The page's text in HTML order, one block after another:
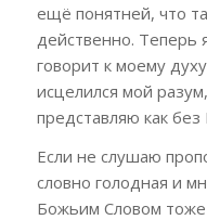
ещё понятней, что
действенно. Теперь
говорит к моему
исцелился мой
представляю как
Если не слушаю
словно голодная и
Божьим Словом тоже